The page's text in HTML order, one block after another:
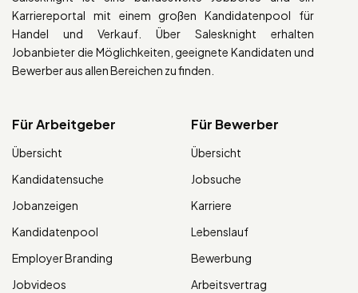
Karriereportal mit einem großen Kandidatenpool für
Handel und Verkauf. Über Salesknight erhalten
Jobanbieter die Möglichkeiten, geeignete Kandidaten und
Bewerber aus allen Bereichen zu finden.
Für Arbeitgeber
Übersicht
Kandidatensuche
Jobanzeigen
Kandidatenpool
Employer Branding
Jobvideos
Für Bewerber
Übersicht
Jobsuche
Karriere
Lebenslauf
Bewerbung
Arbeitsvertrag